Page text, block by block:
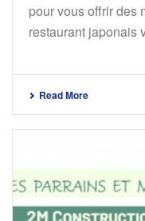
pour vous offrir des
restaurant japonais
Read More